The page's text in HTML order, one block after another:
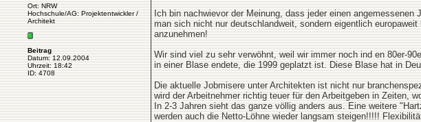
Ort: NRW
Hochschule/AG: Projektentwickler /
Architekt
Beitrag
Datum: 12.09.2004
Uhrzeit: 18:42
ID: 4708
Ich bin nachwievor der Meinung, dass jeder einen
man sich nicht nur deutschlandweit, sondern eigentlich
anzunehmen!
Wir sind viel zu sehr verwöhnt, weil wir immer noch ind en 80er-
in einer Blase endete, die 1999 geplatzt ist. Diese Blase hat in
Die aktuelle Jobmisere unter Architekten ist nicht nur
wird der Arbeitnehmer richtig teuer für den Arbeitgeben in Zeiten,
In 2-3 Jahren sieht das ganze völlig anders aus. Eine weitere
werden auch die Netto-Löhne wieder langsam steigen!!!!!